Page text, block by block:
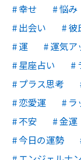
幸せ
悩み
出会い
彼
運
運気ア
星座占い
プラス思考
恋愛運
ラ
不安
金運
今日の運勢